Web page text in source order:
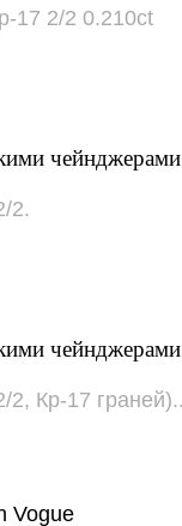
17 2/2 0.210ct
чейнджерами
2.
чейнджерами
2, Кр-17